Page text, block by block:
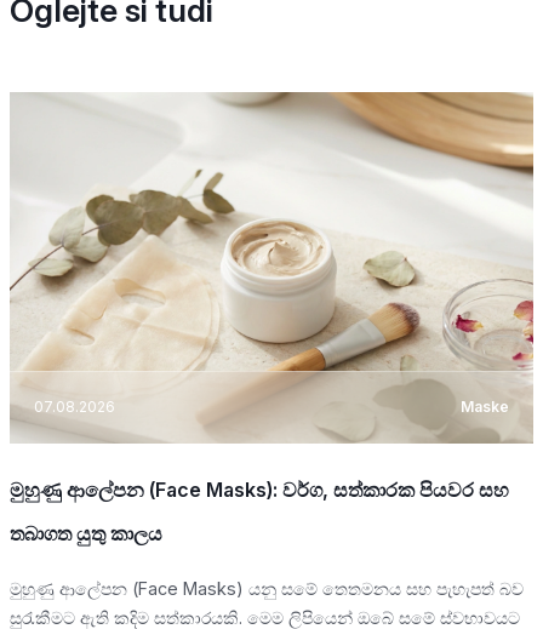
Oglejte si tudi
07.08.2026 Maske
මුහුණු ආලේපන (Face Masks): වර්ග, සත්කාරක පියවර සහ
තබාගත යුතු කාලය
මුහුණු ආලේපන (Face Masks) යනු සමේ තෙතමනය සහ පැහැපත් බව
සුරැකීමට ඇති කදිම සත්කාරයකි. මෙම ලිපියෙන් ඔබේ සමේ ස්වභාවයට